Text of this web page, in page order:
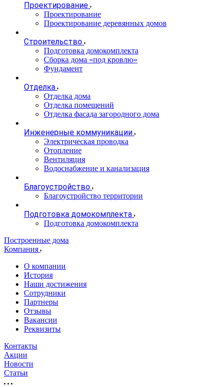
Проектирование
Проектирование
Проектирование деревянных домов
Строительство
Подготовка домокомплекта
Сборка дома «под кровлю»
Фундамент
Отделка
Отделка дома
Отделка помещений
Отделка фасада загородного дома
Инженерные коммуникации
Электрическая проводка
Отопление
Вентиляция
Водоснабжение и канализация
Благоустройство
Благоустройство территории
Подготовка домокомплекта
Подготовка домокомплекта
Построенные дома
Компания
О компании
История
Наши достижения
Сотрудники
Партнеры
Отзывы
Вакансии
Реквизиты
Контакты
Акции
Новости
Статьи